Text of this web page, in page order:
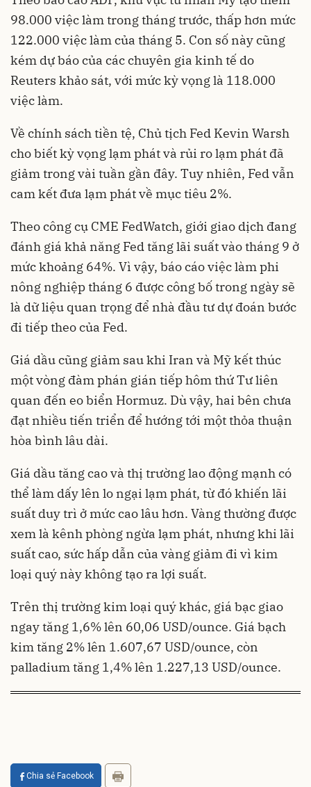
98.000 việc làm trong tháng trước, thấp hơn mức
122.000 việc làm của tháng 5. Con số này cũng
kém dự báo của các chuyên gia kinh tế do
Reuters khảo sát, với mức kỳ vọng là 118.000
việc làm.
Về chính sách tiền tệ, Chủ tịch Fed Kevin Warsh
cho biết kỳ vọng lạm phát và rủi ro lạm phát đã
giảm trong vài tuần gần đây. Tuy nhiên, Fed vẫn
cam kết đưa lạm phát về mục tiêu 2%.
Theo công cụ CME FedWatch, giới giao dịch đang
đánh giá khả năng Fed tăng lãi suất vào tháng 9 ở
mức khoảng 64%. Vì vậy, báo cáo việc làm phi
nông nghiệp tháng 6 được công bố trong ngày sẽ
là dữ liệu quan trọng để nhà đầu tư dự đoán bước
đi tiếp theo của Fed.
Giá dầu cũng giảm sau khi Iran và Mỹ kết thúc
một vòng đàm phán gián tiếp hôm thứ Tư liên
quan đến eo biển Hormuz. Dù vậy, hai bên chưa
đạt nhiều tiến triển để hướng tới một thỏa thuận
hòa bình lâu dài.
Giá dầu tăng cao và thị trường lao động mạnh có
thể làm dấy lên lo ngại lạm phát, từ đó khiến lãi
suất duy trì ở mức cao lâu hơn. Vàng thường được
xem là kênh phòng ngừa lạm phát, nhưng khi lãi
suất cao, sức hấp dẫn của vàng giảm đi vì kim
loại quý này không tạo ra lợi suất.
Trên thị trường kim loại quý khác, giá bạc giao
ngay tăng 1,6% lên 60,06 USD/ounce. Giá bạch
kim tăng 2% lên 1.607,67 USD/ounce, còn
palladium tăng 1,4% lên 1.227,13 USD/ounce.
Chia sẻ Facebook